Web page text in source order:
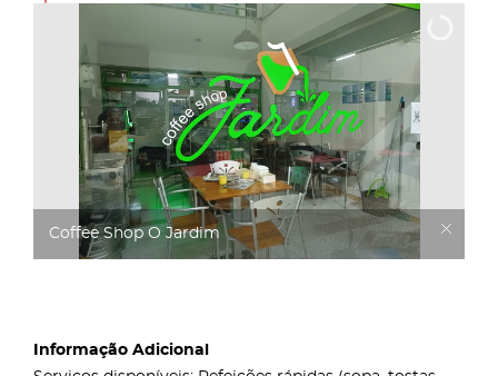
Coffee Shop O Jardim
Informação Adicional